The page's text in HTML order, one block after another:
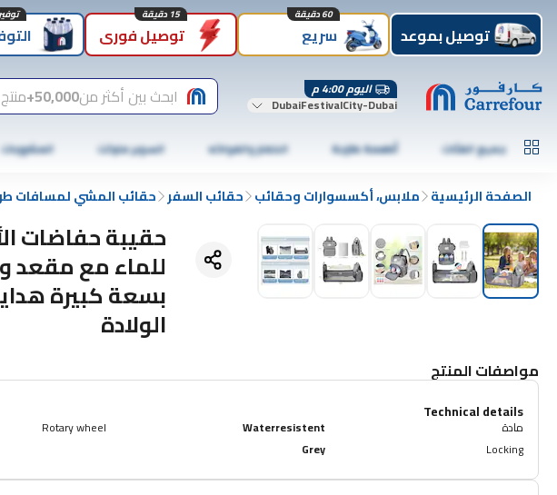
توصيل بموعد سريع
60 دقيقة
توصيل فوري
15 دقيقة
اليوم 4:00 م
DubaiFestivalCity-Dubai ابحث بين أكثر من50,000+ منتج
جميع الفئات أطعمة طازجة الخضار والفواكه السوبر ماركت المشروبات
الصفحة الرئيسية ملابس، أكسسوارات وحقائب حقائب السفر حقائب المشي لمسافات
حقيبة حفاضات
للماء مع مقعد
بسعة كبيرة
الولادة
مواصفات المنتج
Technical details
مادة Waterresistent
Rotary wheel
Locking
Grey